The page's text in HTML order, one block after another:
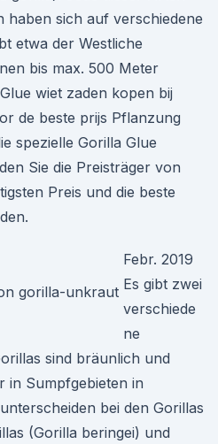
haben sich auf verschiedene
etwa der Westliche
bis max. 500 Meter
wiet zaden kopen bij
de beste prijs Pflanzung
spezielle Gorilla Glue
Sie die Preisträger von
Preis und die beste
Febr. 2019
Es gibt zwei
verschiede
ne
sind bräunlich und
in Sumpfgebieten in
bei den Gorillas
(Gorilla beringei) und